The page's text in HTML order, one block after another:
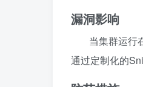
漏洞影响
当集群运行
通过定制化的